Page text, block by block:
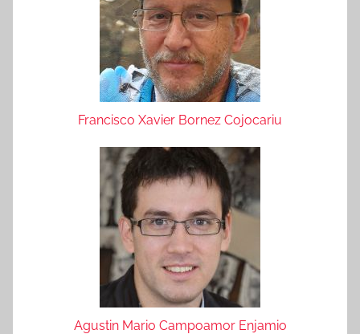
Francisco Xavier Bornez Cojocariu
Agustin Mario Campoamor Enjamio